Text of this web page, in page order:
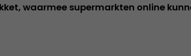
waarmee supermarkten online